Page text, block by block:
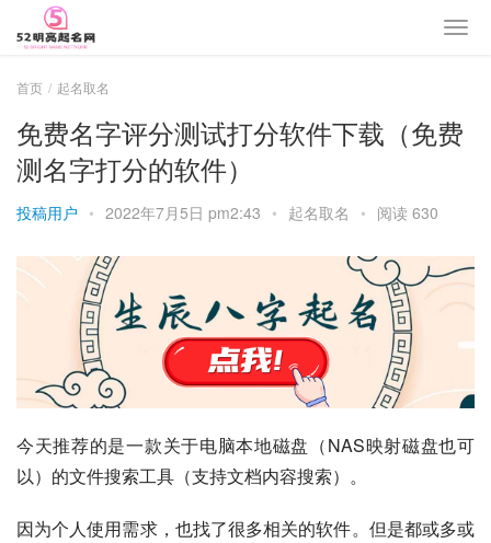
首页 起名取名
免费名字评分测试打分软件下载（免费
测名字打分的软件）
投稿用户 • 2022年7月5日 pm2:43 • 起名取名 • 阅读 630
今天推荐的是一款关于电脑本地磁盘（NAS映射磁盘也可
以）的文件搜索工具（支持文档内容搜索）。
因为个人使用需求，也找了很多相关的软件。但是都或多或